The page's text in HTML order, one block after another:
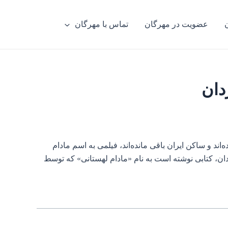
عضویت در مهرگان تماس با مهرگان
و ساکن ایران باقی مانده‌اند، فیلمی به اسم مادام
کتابی نوشته است به نام «مادام لهستانی»‌ که توسط